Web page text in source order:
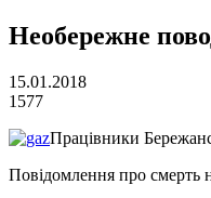
Необережне
15.01.2018
1577
Працівники
Повідомлення про смерть